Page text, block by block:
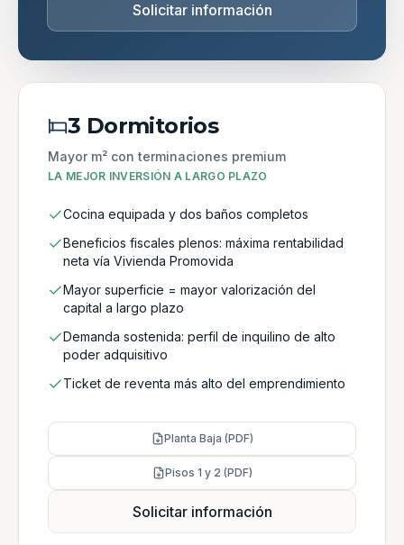
Solicitar información
3 Dormitorios
Mayor m² con terminaciones premium
LA MEJOR INVERSIÓN A LARGO PLAZO
Cocina equipada y dos baños completos
Beneficios fiscales plenos: máxima rentabilidad
neta vía Vivienda Promovida
Mayor superficie = mayor valorización del
capital a largo plazo
Demanda sostenida: perfil de inquilino de alto
poder adquisitivo
Ticket de reventa más alto del emprendimiento
Planta Baja (PDF)
Pisos 1 y 2 (PDF)
Solicitar información